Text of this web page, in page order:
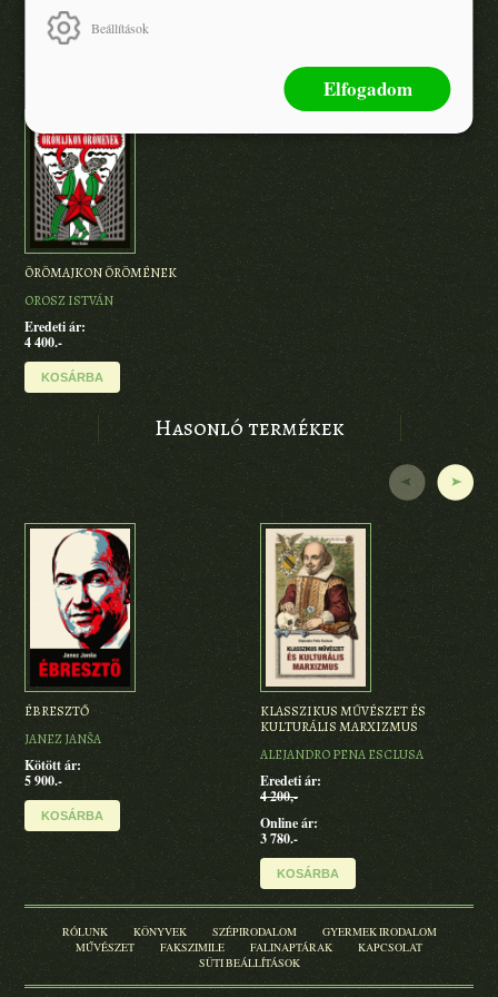
A szerző további művei
ÖRÖMAJKON ÖRÖMÉNEK
OROSZ ISTVÁN
Eredeti ár:
4 400.-
KOSÁRBA
Hasonló termékek
ÉBRESZTŐ
JANEZ JANŠA
Kötött ár:
5 900.-
KOSÁRBA
KLASSZIKUS MŰVÉSZET ÉS
KULTURÁLIS MARXIZMUS
ALEJANDRO PENA ESCLUSA
Eredeti ár:
4 200,-
Online ár:
3 780.-
KOSÁRBA
RÓLUNK KÖNYVEK SZÉPIRODALOM
GYERMEK IRODALOM
MŰVÉSZET
FAKSZIMILE FALINAPTÁRAK
KAPCSOLAT
SÜTI BEÁLLÍTÁSOK
Beállítások
Elfogadom